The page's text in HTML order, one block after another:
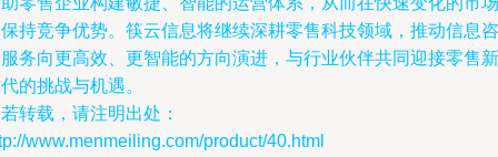
持竞争优势。筷云信息将继续深耕零售科技领域，推动信息咨
务向更高效、更智能的方向演进，与行业伙伴共同迎接零售新
的挑战与机遇。
转载，请注明出处：
www.menmeiling.com/product/40.html